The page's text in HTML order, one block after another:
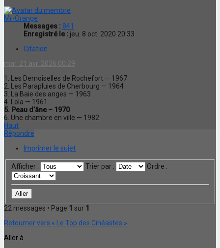
Mr-Orange
Messages : 841
Enregistré le : jeu. 8 oct. 2020 20:33
Citation
mar. 21 avr. 2026 00:29
1. Les Demoiselles de Rochefort — 1967
2. Les Parapluies de Cherbourg — 1964
3. La Baie des anges — 1963
4. Lola — 1961
5. Peau d’âne – 1970
6. Une chambre en ville — 1982
Haut
Répondre
Imprimer le sujet
Afficher : Trier par : Ordre :
22 messages • Page 1 sur 1
Retourner vers « Le Top des Cinéastes »
Aller à